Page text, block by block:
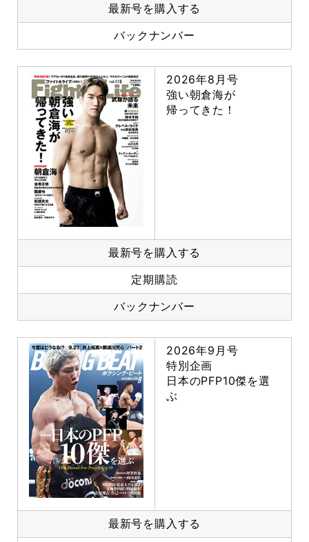
最新号を購入する
バックナンバー
2026年8月号
強い朝倉海が
帰ってきた！
最新号を購入する
定期購読
バックナンバー
2026年9月号
特別企画
日本のPFP10傑を選
ぶ
最新号を購入する